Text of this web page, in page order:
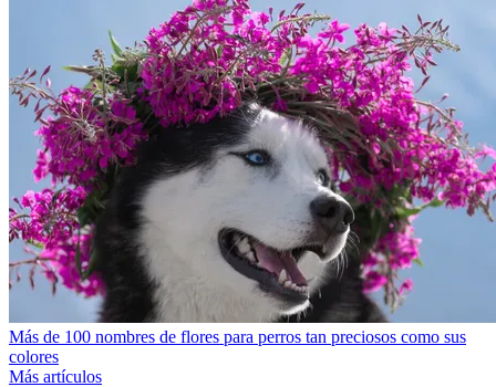
Más de 100 nombres de flores para perros tan preciosos como sus
colores
Más artículos